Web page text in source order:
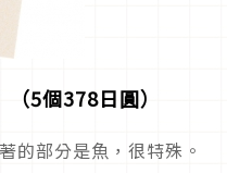
（5個378日圓）
的部分是魚，很特殊。